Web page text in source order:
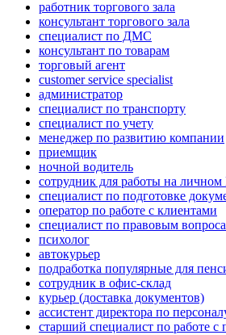
работник торгового зала
консультант торгового зала
специалист по ДМС
консультант по товарам
торговый агент
customer service specialist
администратор
специалист по транспорту
специалист по учету
менеджер по развитию компании
приемщик
ночной водитель
сотрудник для работы на
специалист по подготовке
оператор по работе с клиентами
специалист по правовым
психолог
автокурьер
подработка популярные для
сотрудник в офис-склад
курьер (доставка документов)
ассистент директора по
старший специалист по работе с